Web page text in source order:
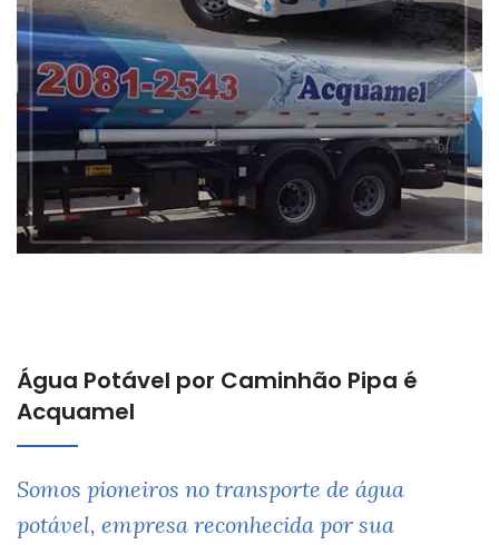
Água Potável por Caminhão Pipa é
Acquamel
Somos pioneiros no transporte de água
potável, empresa reconhecida por sua